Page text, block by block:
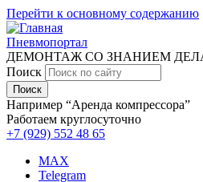
Перейти к основному содержанию
Пневмопортал
ДЕМОНТАЖ СО ЗНАНИЕМ
Поиск
Например “Аренда компрессора”
Работаем круглосуточно
+7 (929) 552 48 65
MAX
Telegram